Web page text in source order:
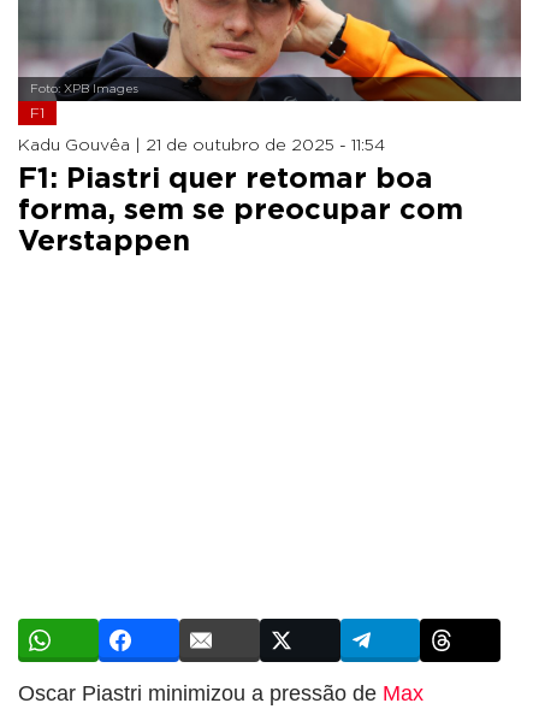
Foto: XPB Images
F1
Kadu Gouvêa | 21 de outubro de 2025 - 11:54
F1: Piastri quer retomar boa
forma, sem se preocupar com
Verstappen
Oscar Piastri minimizou a pressão de Max